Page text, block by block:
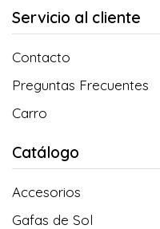
Servicio al cliente
Contacto
Preguntas Frecuentes
Carro
Catálogo
Accesorios
Gafas de Sol